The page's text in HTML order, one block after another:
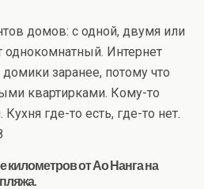
домов: с одной, двумя или
однокомнатный. Интернет
заранее, потому что
квартирками. Кому-то
где-то есть, где-то нет.
километров от Ао Нанга на